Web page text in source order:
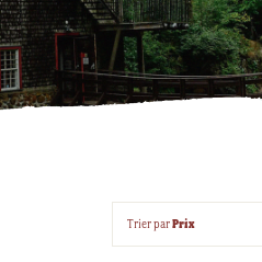
Trier parPrix